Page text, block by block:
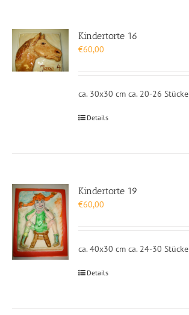
Kindertorte 16
€60,00
ca. 30x30 cm ca. 20-26 Stücke
Details
Kindertorte 19
€60,00
ca. 40x30 cm ca. 24-30 Stücke
Details